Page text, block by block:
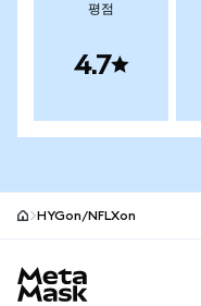
평점
4.7
HYGon/NFLXon